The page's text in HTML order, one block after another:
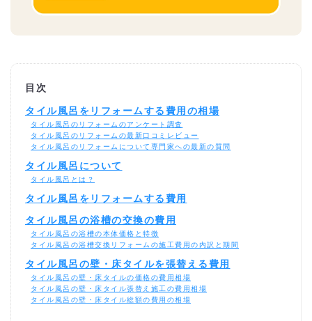
目次
タイル風呂をリフォームする費用の相場
タイル風呂のリフォームのアンケート調査
タイル風呂のリフォームの最新口コミレビュー
タイル風呂のリフォームについて専門家への最新の質問
タイル風呂について
タイル風呂とは？
タイル風呂をリフォームする費用
タイル風呂の浴槽の交換の費用
タイル風呂の浴槽の本体価格と特徴
タイル風呂の浴槽交換リフォームの施工費用の内訳と期間
タイル風呂の壁・床タイルを張替える費用
タイル風呂の壁・床タイルの価格の費用相場
タイル風呂の壁・床タイル張替え施工の費用相場
タイル風呂の壁・床タイル総額の費用の相場